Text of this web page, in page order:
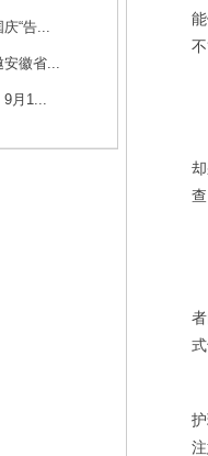
中共党员，毕
中科技大学
庆“告...
安徽省...
9月1...